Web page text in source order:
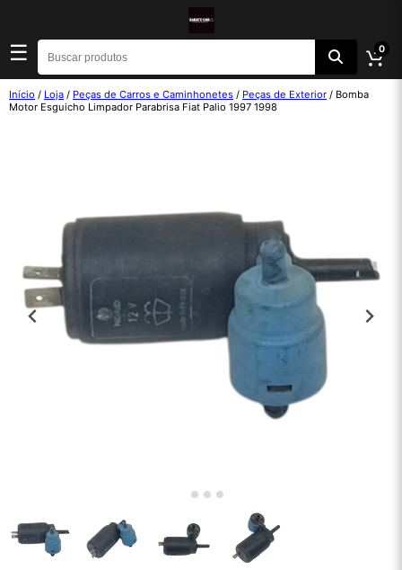
☰ 0
Início / Loja / Peças de Carros e Caminhonetes / Peças de Exterior / Bomba
Motor Esguicho Limpador Parabrisa Fiat Palio 1997 1998